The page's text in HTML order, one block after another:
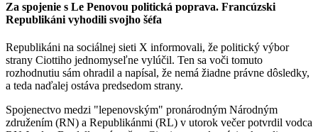
Za spojenie s Le Penovou politická poprava. Francúzski
Republikáni vyhodili svojho šéfa
Republikáni na sociálnej sieti X informovali, že politický výbor
strany Ciottiho jednomyseľne vylúčil. Ten sa voči tomuto
rozhodnutiu sám ohradil a napísal, že nemá žiadne právne dôsledky,
a teda naďalej ostáva predsedom strany.
Spojenectvo medzi "lepenovským" pronárodným Národným
združením (RN) a Republikánmi (RL) v utorok večer potvrdil vodca